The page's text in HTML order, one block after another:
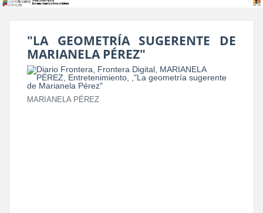
"LA GEOMETRÍA SUGERENTE DE
MARIANELA PÉREZ"
MARIANELA PÉREZ